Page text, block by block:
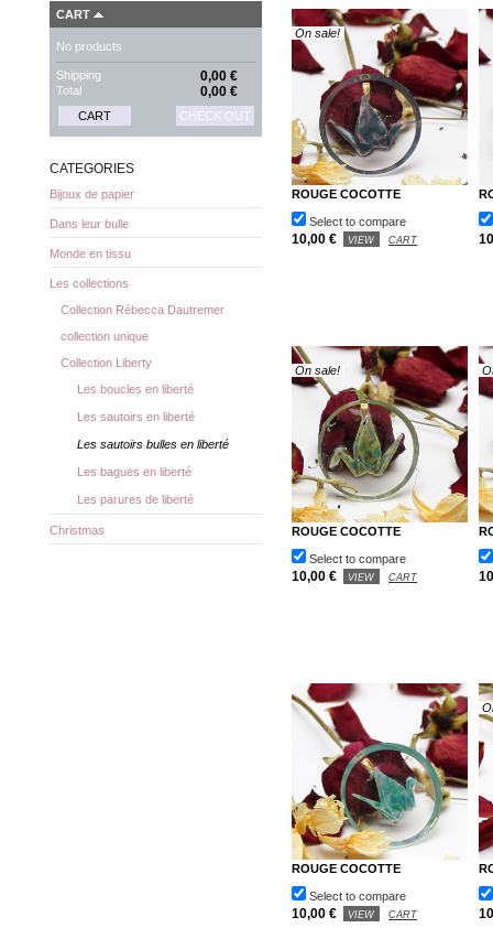
On sale!
ROUGE COCOTTE
Select to compare
10,00 € VIEW CART
On sale!
ROUGE COCOTTE
Select to compare
10,00 € VIEW CART
ROUGE COCOTTE
Select to compare
10,00 € VIEW CART
CART
No products
Shipping 0,00 €
Total 0,00 €
CART CHECK OUT
CATEGORIES
Bijoux de papier
Dans leur bulle
Monde en tissu
Les collections
Collection Rébecca Dautremer
collection unique
Collection Liberty
Les boucles en liberté
Les sautoirs en liberté
Les sautoirs bulles en liberté
Les bagues en liberté
Les parures de liberté
Christmas